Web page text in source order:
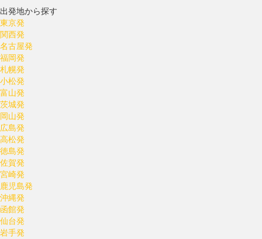
出発地から探す
東京発
関西発
名古屋発
福岡発
札幌発
小松発
富山発
茨城発
岡山発
広島発
高松発
徳島発
佐賀発
宮崎発
鹿児島発
沖縄発
函館発
仙台発
岩手発